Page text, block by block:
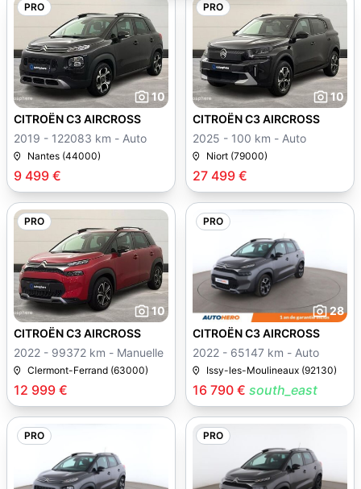
PRO
10
9 499 €
CITROËN C3 AIRCROSS
2019 - 122083 km - Auto
Nantes (44000)
PRO
10
27 499 €
CITROËN C3 AIRCROSS
2025 - 100 km - Auto
Niort (79000)
PRO
10
12 999 €
CITROËN C3 AIRCROSS
2022 - 99372 km - Manuelle
Clermont-Ferrand (63000)
PRO
28
16 790 € south_east
CITROËN C3 AIRCROSS
2022 - 65147 km - Auto
Issy-les-Moulineaux (92130)
PRO PRO